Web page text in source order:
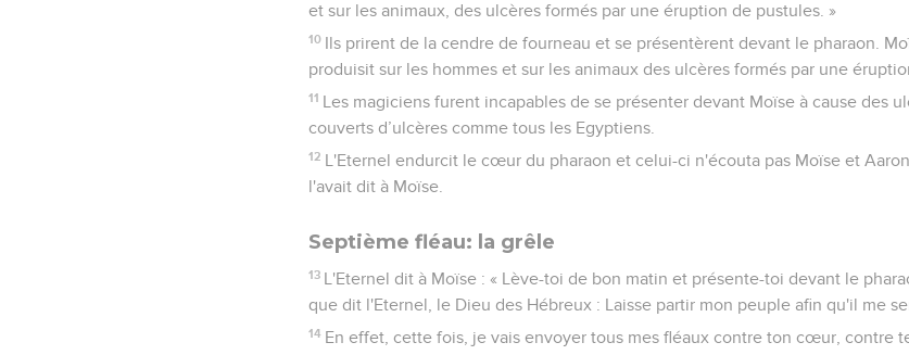
et sur les animaux, des ulcères formés par une éruption de pustules. »
10 Ils prirent de la cendre de fourneau et se présentèrent devant le pharaon.
produisit sur les hommes et sur les animaux des ulcères formés par une
11 Les magiciens furent incapables de se présenter devant Moïse à cause des
couverts d’ulcères comme tous les Egyptiens.
12 L'Eternel endurcit le cœur du pharaon et celui-ci n'écouta pas Moïse et
l'avait dit à Moïse.
Septième fléau: la grêle
13 L'Eternel dit à Moïse : « Lève-toi de bon matin et présente-toi devant le
que dit l'Eternel, le Dieu des Hébreux : Laisse partir mon peuple afin qu'il me
14 En effet, cette fois, je vais envoyer tous mes fléaux contre ton cœur, contre